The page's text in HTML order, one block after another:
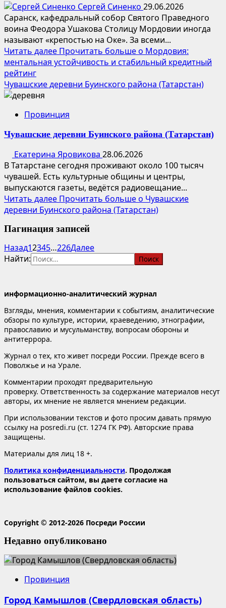
Сергей Синенко 29.06.2026
Саранск, кафедральный собор Святого Праведного
воина Феодора Ушакова Столицу Мордовии иногда
называют «крепостью на Оке». За всеми...
Читать далее Прочитать больше о Мордовия:
ментальная устойчивость и стабильный кредитный
рейтинг
Чувашские деревни Буинского района (Татарстан)
Провинция
Чувашские деревни Буинского района (Татарстан)
Екатерина Яровикова 28.06.2026
В Татарстане сегодня проживают около 100 тысяч
чувашей. Есть культурные общины и центры,
выпускаются газеты, ведётся радиовещание...
Читать далее Прочитать больше о Чувашские
деревни Буинского района (Татарстан)
Пагинация записей
Назад12345…226Далее
Найти:
информационно-аналитический журнал
Взгляды, мнения, комментарии к событиям, аналитические
обзоры по культуре, истории, краеведению, этнографии,
православию и мусульманству, вопросам обороны и
антитеррора.
Журнал о тех, кто живет посреди России. Прежде всего в
Поволжье и на Урале.
Комментарии проходят предварительную
проверку. Ответственность за содержание материалов несут
авторы, их мнение не является мнением редакции.
При использовании текстов и фото просим давать прямую
ссылку на posredi.ru (ст. 1274 ГК РФ). Авторские права
защищены.
Материалы для лиц 18 +.
Политика конфиденциальности. Продолжая
пользоваться сайтом, вы даете согласие на
использование файлов cookies.
Copyright © 2012-2026 Посреди России
Недавно опубликовано
Провинция
Город Камышлов (Свердловская область)